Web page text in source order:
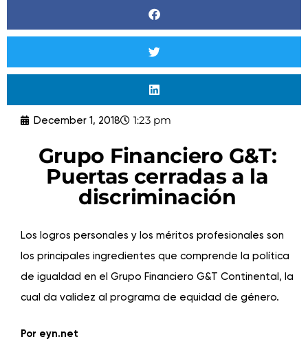
December 1, 2018 1:23 pm
Grupo Financiero G&T:
Puertas cerradas a la
discriminación
Los logros personales y los méritos profesionales son
los principales ingredientes que comprende la política
de igualdad en el Grupo Financiero G&T Continental, la
cual da validez al programa de equidad de género.
Por eyn.net